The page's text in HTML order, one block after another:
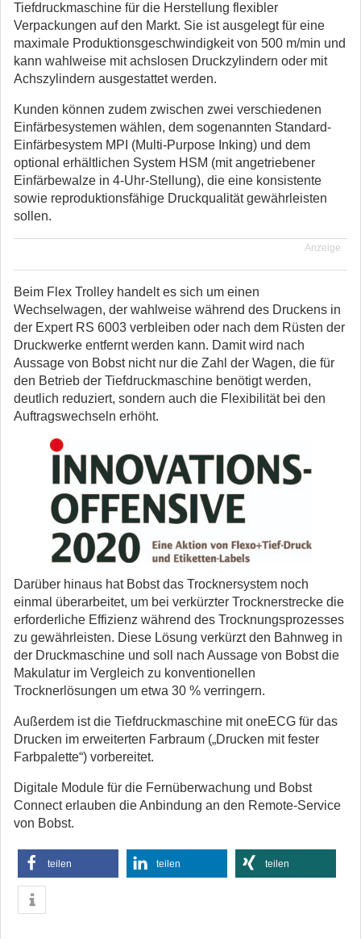
Tiefdruckmaschine für die Herstellung flexibler
Verpackungen auf den Markt. Sie ist ausgelegt für eine
maximale Produktionsgeschwindigkeit von 500 m/min und
kann wahlweise mit achslosen Druckzylindern oder mit
Achszylindern ausgestattet werden.
Kunden können zudem zwischen zwei verschiedenen
Einfärbesystemen wählen, dem sogenannten Standard-
Einfärbesystem MPI (Multi-Purpose Inking) und dem
optional erhältlichen System HSM (mit angetriebener
Einfärbewalze in 4-Uhr-Stellung), die eine konsistente
sowie reproduktionsfähige Druckqualität gewährleisten
sollen.
Anzeige
Beim Flex Trolley handelt es sich um einen
Wechselwagen, der wahlweise während des Druckens in
der Expert RS 6003 verbleiben oder nach dem Rüsten der
Druckwerke entfernt werden kann. Damit wird nach
Aussage von Bobst nicht nur die Zahl der Wagen, die für
den Betrieb der Tiefdruckmaschine benötigt werden,
deutlich reduziert, sondern auch die Flexibilität bei den
Auftragswechseln erhöht.
Darüber hinaus hat Bobst das Trocknersystem noch
einmal überarbeitet, um bei verkürzter Trocknerstrecke die
erforderliche Effizienz während des Trocknungsprozesses
zu gewährleisten. Diese Lösung verkürzt den Bahnweg in
der Druckmaschine und soll nach Aussage von Bobst die
Makulatur im Vergleich zu konventionellen
Trocknerlösungen um etwa 30 % verringern.
Außerdem ist die Tiefdruckmaschine mit oneECG für das
Drucken im erweiterten Farbraum („Drucken mit fester
Farbpalette“) vorbereitet.
Digitale Module für die Fernüberwachung und Bobst
Connect erlauben die Anbindung an den Remote-Service
von Bobst.
teilen teilen teilen